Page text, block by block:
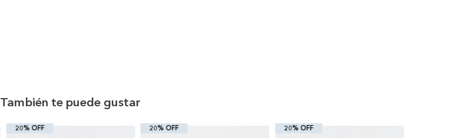
También te puede gustar
20% OFF 20% OFF 20% OFF